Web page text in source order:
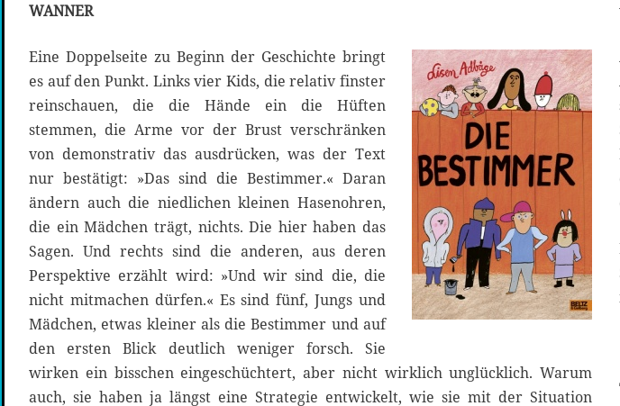
WANNER
Eine Doppelseite zu Beginn der Geschichte bringt
es auf den Punkt. Links vier Kids, die relativ finster
reinschauen, die die Hände ein die Hüften
stemmen, die Arme vor der Brust verschränken
von demonstrativ das ausdrücken, was der Text
nur bestätigt: »Das sind die Bestimmer.« Daran
ändern auch die niedlichen kleinen Hasenohren,
die ein Mädchen trägt, nichts. Die hier haben das
Sagen. Und rechts sind die anderen, aus deren
Perspektive erzählt wird: »Und wir sind die, die
nicht mitmachen dürfen.« Es sind fünf, Jungs und
Mädchen, etwas kleiner als die Bestimmer und auf
den ersten Blick deutlich weniger forsch. Sie
wirken ein bisschen eingeschüchtert, aber nicht wirklich unglücklich. Warum
auch, sie haben ja längst eine Strategie entwickelt, wie sie mit der Situation